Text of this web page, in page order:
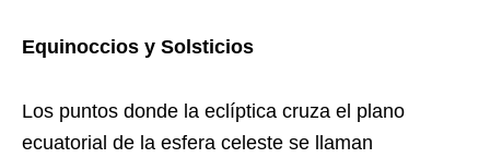
Equinoccios y Solsticios
Los puntos donde la eclíptica cruza el plano
ecuatorial de la esfera celeste se llaman